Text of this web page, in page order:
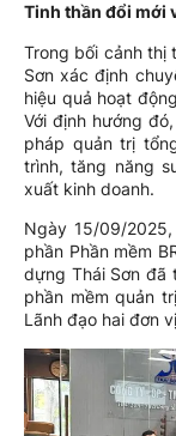
Tinh thần đổi mới
Trong bối cảnh thị
Sơn xác định
hiệu quả hoạt
Với định hướng
pháp quản trị
trình, tăng năng
xuất kinh doanh.
Ngày 15/09/
phần Phần mềm
dựng Thái Sơn đã
phần mềm quản
Lãnh đạo hai đơn